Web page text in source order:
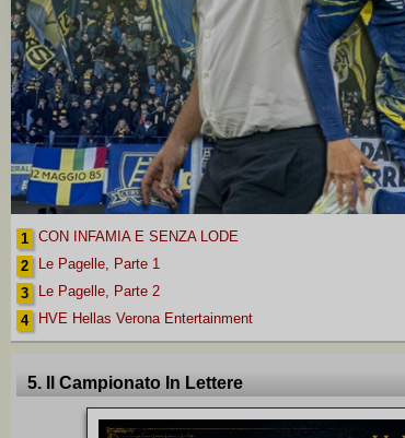
1 CON INFAMIA E SENZA LODE
2
Le Pagelle, Parte 1
3
Le Pagelle, Parte 2
4
HVE Hellas Verona Entertainment
5. Il Campionato In Lettere